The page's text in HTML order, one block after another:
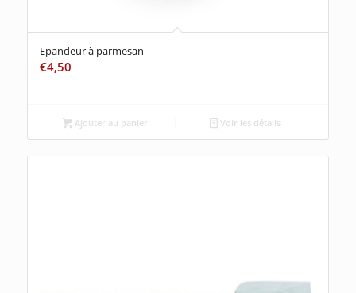
Epandeur à parmesan
€4,50
Ajouter au panier Voir les détails